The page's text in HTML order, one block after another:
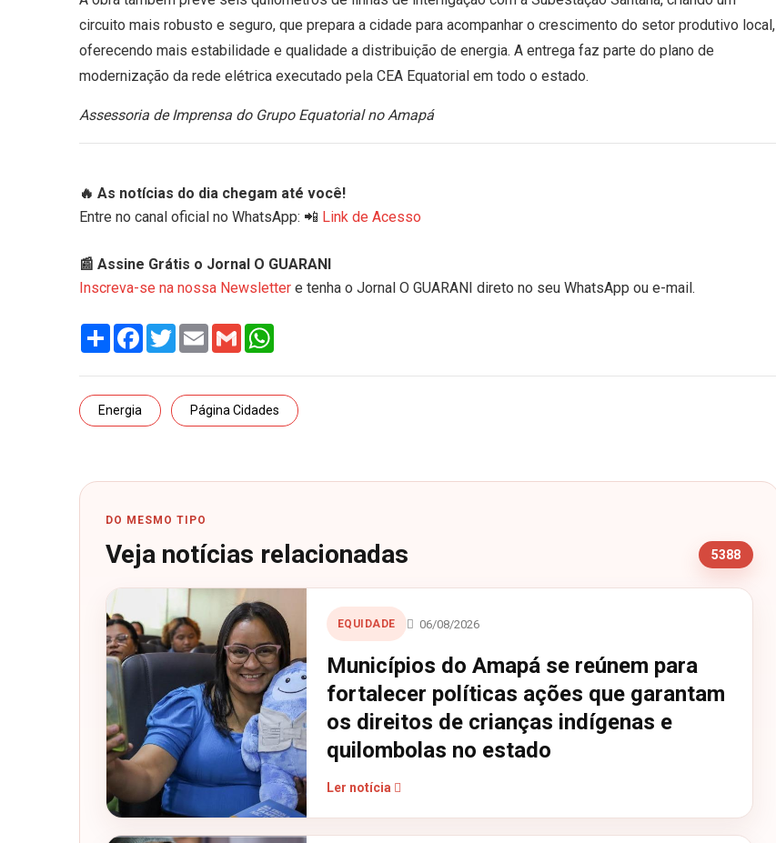
circuito mais robusto e seguro, que prepara a cidade para acompanhar o crescimento do setor produtivo local,
oferecendo mais estabilidade e qualidade a distribuição de energia. A entrega faz parte do plano de
modernização da rede elétrica executado pela CEA Equatorial em todo o estado.
Assessoria de Imprensa do Grupo Equatorial no Amapá
🔥 As notícias do dia chegam até você!
Entre no canal oficial no WhatsApp: 📲 Link de Acesso
📰 Assine Grátis o Jornal O GUARANI
Inscreva-se na nossa Newsletter e tenha o Jornal O GUARANI direto no seu WhatsApp ou e-mail.
Share Facebook
TwitterEmail Gmail
Energia Página Cidades
DO MESMO TIPO
Veja notícias relacionadas 5388
EQUIDADE 06/08/2026
Municípios do Amapá se reúnem para
fortalecer políticas ações que garantam
os direitos de crianças indígenas e
quilombolas no estado
Ler notícia